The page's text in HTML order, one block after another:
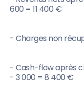
600 = 11 400 €
- Charges non
- Cash-flow après
- 3 000 = 8 400 €